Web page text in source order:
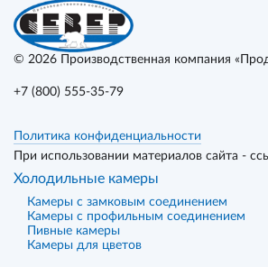
© 2026 Производственная компания
+7 (800) 555-35-79
Политика конфиденциальности
При использовании материалов сайта -
Холодильные камеры
Камеры с замковым соединением
Камеры с профильным соединением
Пивные камеры
Камеры для цветов